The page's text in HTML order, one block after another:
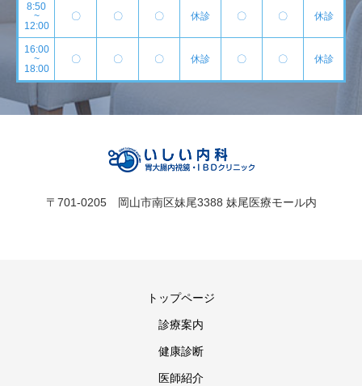
8:50
~
12:00
〇 〇 〇 休診 〇 〇 休診
16:00
~
18:00
〇 〇 〇 休診 〇 〇 休診
〒701-0205 岡山市南区妹尾3388 妹尾医療モール内
トップページ
診療案内
健康診断
医師紹介